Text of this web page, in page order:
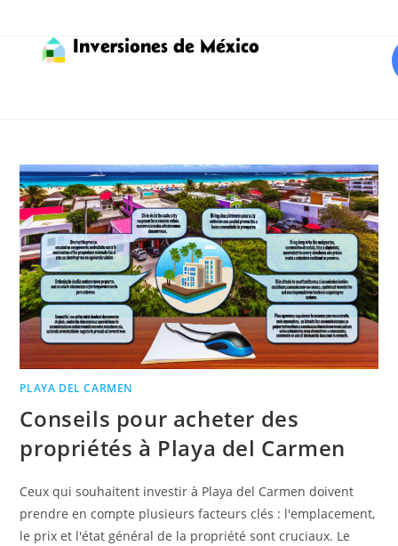
Inversiones de México
PLAYA DEL CARMEN
Conseils pour acheter des
propriétés à Playa del Carmen
Ceux qui souhaitent investir à Playa del Carmen doivent
prendre en compte plusieurs facteurs clés : l'emplacement,
le prix et l'état général de la propriété sont cruciaux. Le